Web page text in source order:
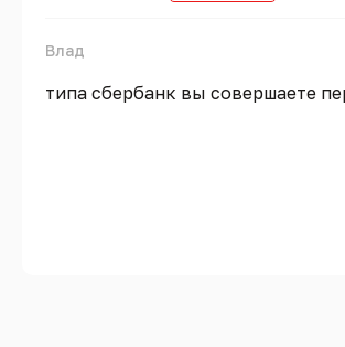
Влад
типа сбербанк вы совершаете